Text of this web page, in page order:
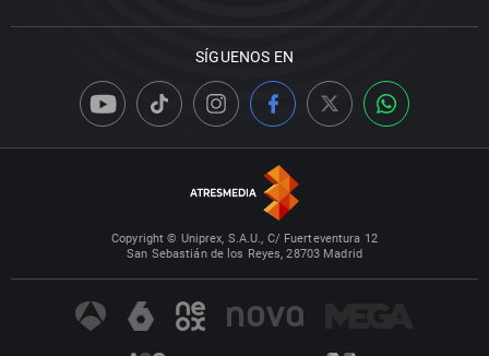
SÍGUENOS EN
Copyright © Uniprex, S.A.U., C/ Fuerteventura 12
San Sebastián de los Reyes, 28703 Madrid